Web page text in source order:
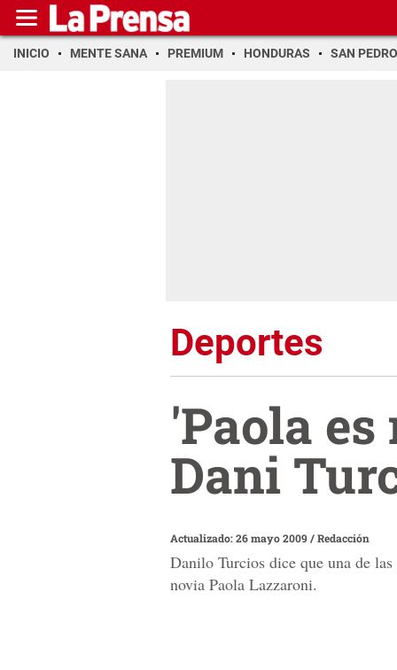
INICIO MENTE SANA PREMIUM HONDURAS SAN PEDRO
Deportes
'Paola
Dani
Actualizado: 26 mayo 2009/Redacción
Danilo Turcios dice que una de
novia Paola Lazzaroni.